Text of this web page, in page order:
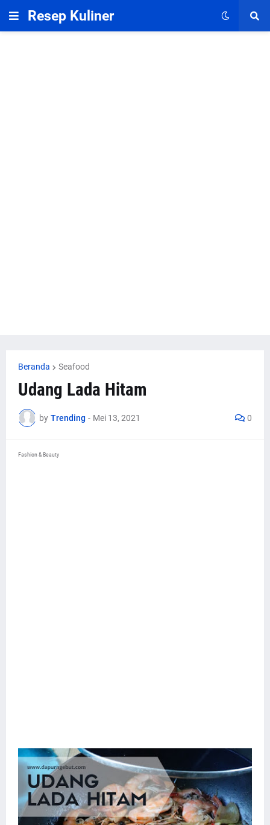
Resep Kuliner
Beranda Seafood
Udang Lada Hitam
by Trending - Mei 13, 2021 0
Fashion & Beauty